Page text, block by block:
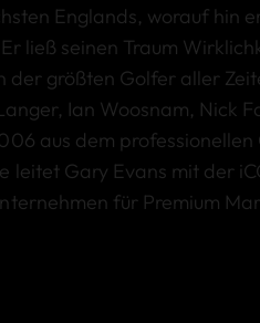
Englands, worauf hin er
ließ seinen Traum
der größten Golfer aller
Ian Woosnam, Nick
aus dem
leitet Gary Evans mit der
für Premium